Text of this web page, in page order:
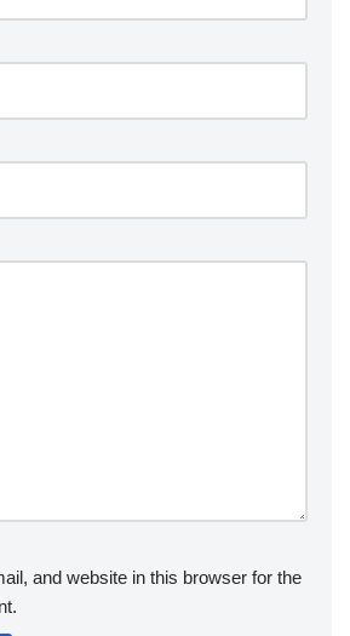
and website in this browser for the